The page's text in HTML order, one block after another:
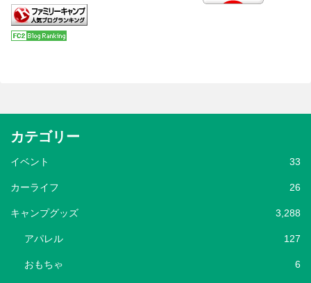
カテゴリー
イベント 33
カーライフ 26
キャンプグッズ 3,288
アパレル 127
おもちゃ 6